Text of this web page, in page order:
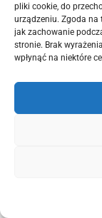
pliki cookie, do
urządzeniu. Zgoda na
jak zachowanie
stronie. Brak
wpłynąć na niektóre
© Copyright 2012 -
This site is